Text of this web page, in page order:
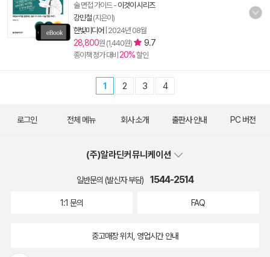
술 면접 가이드- 이것이 시리즈
강민철 (지은이)
한빛미디어 2024년 08월
28,800원 (1,440원) 9.7
종이책 정가 대비 20%할인
1 2 3 4
로그인 전체 메뉴 회사 소개 출판사 안내 PC 버전
(주)알라딘커뮤니케이션
일반문의 (발신자 부담) 1544-2514
1:1 문의 FAQ
중고매장 위치, 영업시간 안내